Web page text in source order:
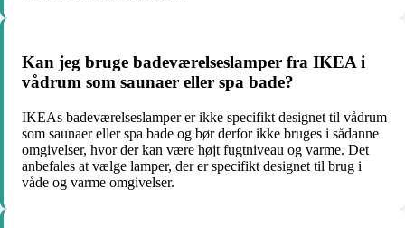
Kan jeg bruge badeværelseslamper fra IKEA i
vådrum som saunaer eller spa bade?
IKEAs badeværelseslamper er ikke specifikt designet til vådrum
som saunaer eller spa bade og bør derfor ikke bruges i sådanne
omgivelser, hvor der kan være højt fugtniveau og varme. Det
anbefales at vælge lamper, der er specifikt designet til brug i
våde og varme omgivelser.